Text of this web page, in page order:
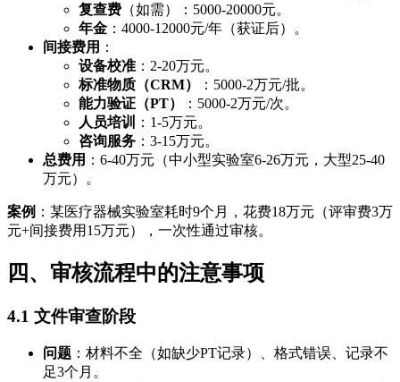
复查费 （如需）：5000-20000元。
年金 ：4000-12000元/年（获证后）。
间接费用 ：
设备校准 ：2-20万元。
标准物质（CRM）
：5000-2万元/批。
能力验证（PT）
：5000-2万元/次。
人员培训
：1-5万元。
咨询服务 ：3-15万元。
总费用 ：6-40万元（中小型实验室6-26万元，大型25-40
万元）。
案例 ：某医疗器械实验室耗时9个月，花费18万元（评审费3万
元+间接费用15万元），一次性通过审核。
四、审核流程中的注意事项
4.1 文件审查阶段
问题 ：材料不全（如缺少PT记录）、格式错误、记录不
足3个月。